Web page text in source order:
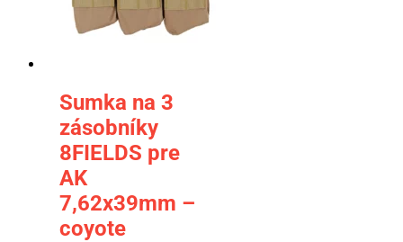
Sumka na 3
zásobníky
8FIELDS pre
AK
7,62x39mm –
coyote